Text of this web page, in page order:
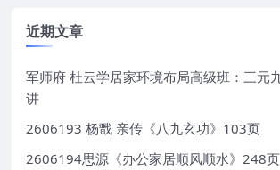
近期文章
军师府 杜云学居家环境布局高级班：三元
讲
2606193 杨戬 亲传《八九玄功》103页
2606194思源《办公家居顺风顺水》248页